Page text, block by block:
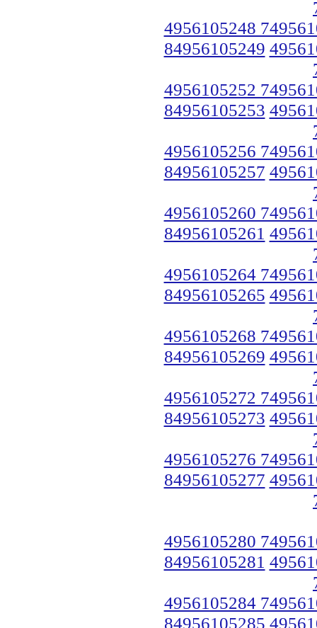
4956105248
84956105249
4956105252
84956105253
4956105256
84956105257
4956105260
84956105261
4956105264
84956105265
4956105268
84956105269
4956105272
84956105273
4956105276
84956105277
4956105280
84956105281
4956105284
84956105285